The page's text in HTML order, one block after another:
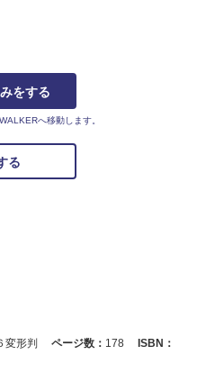
をする
へ移動します。
る
変形判 ページ数： 178
ISBN：